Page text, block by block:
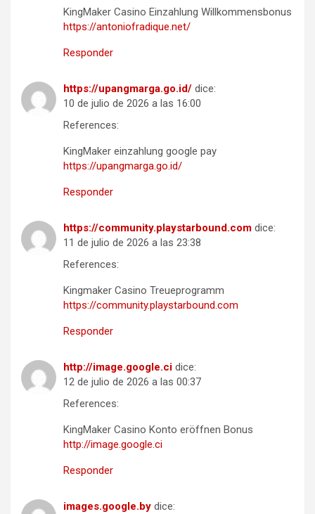
KingMaker Casino Einzahlung Willkommensbonus
https://antoniofradique.net/
Responder
https://upangmarga.go.id/ dice:
10 de julio de 2026 a las 16:00
References:
KingMaker einzahlung google pay
https://upangmarga.go.id/
Responder
https://community.playstarbound.com dice:
11 de julio de 2026 a las 23:38
References:
Kingmaker Casino Treueprogramm
https://community.playstarbound.com
Responder
http://image.google.ci dice:
12 de julio de 2026 a las 00:37
References:
KingMaker Casino Konto eröffnen Bonus
http://image.google.ci
Responder
images.google.by dice: